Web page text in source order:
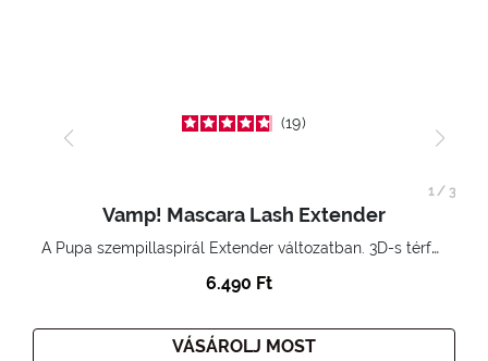
19
Vamp! Mascara Lash Extender
A Pupa szempillaspirál Extender változatban. 3D-s térfogatnövelő hatás. Hihetetlenül hosszú és göndör szempillák
6.490 Ft
VÁSÁROLJ MOST
1/ 3